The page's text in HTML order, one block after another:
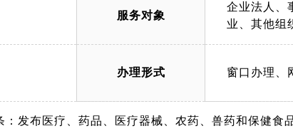
服务对象
企业法人、
业、其他组
办理形式 窗口办理、
：发布医疗、药品、医疗器械、农药、兽药和保健食